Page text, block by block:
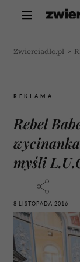
Zwierciadlo.pl >
REKLAMA
Rebel
myśli
8 LISTOPADA 2016